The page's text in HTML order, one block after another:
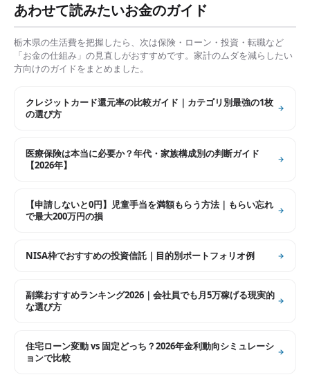
あわせて読みたいお金のガイド
栃木県の生活費を把握したら、次は保険・ローン・投資・転職など
「お金の仕組み」の見直しがおすすめです。家計のムダを減らしたい
方向けのガイドをまとめました。
クレジットカード還元率の比較ガイド｜カテゴリ別最強の1枚
の選び方
医療保険は本当に必要か？年代・家族構成別の判断ガイド
【2026年】
【申請しないと0円】児童手当を満額もらう方法｜もらい忘れ
で最大200万円の損
NISA枠でおすすめの投資信託｜目的別ポートフォリオ例
副業おすすめランキング2026｜会社員でも月5万稼げる現実的
な選び方
住宅ローン変動 vs 固定どっち？2026年金利動向シミュレーシ
ョンで比較